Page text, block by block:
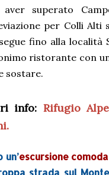
superato
per Colli Alti
fino alla località
ristorante con
sostare.
info: Rifugio
escursione
strada sul